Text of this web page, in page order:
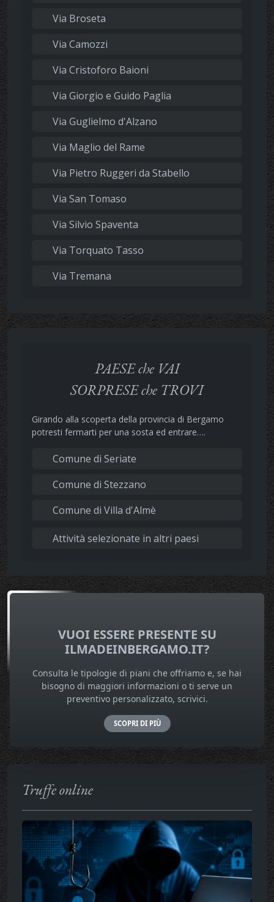
Via Broseta
Via Camozzi
Via Cristoforo Baioni
Via Giorgio e Guido Paglia
Via Guglielmo d'Alzano
Via Maglio del Rame
Via Pietro Ruggeri da Stabello
Via San Tomaso
Via Silvio Spaventa
Via Torquato Tasso
Via Tremana
PAESE che VAI
SORPRESE che TROVI
Girando alla scoperta della provincia di Bergamo
potresti fermarti per una sosta ed entrare….
Comune di Seriate
Comune di Stezzano
Comune di Villa d'Almè
Attività selezionate in altri paesi
VUOI ESSERE PRESENTE SU
ILMADEINBERGAMO.IT?
Consulta le tipologie di piani che offriamo e, se hai
bisogno di maggiori informazioni o ti serve un
preventivo personalizzato, scrivici.
SCOPRI DI PIÙ
Truffe online